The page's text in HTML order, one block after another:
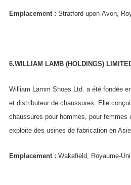
Emplacement : Stratford-upon-Avon,
6.WILLIAM LAMB (HOLDINGS)
William Lamm Shoes Ltd. a été fondée
et distributeur de chaussures. Elle
chaussures pour hommes, pour femmes
exploite des usines de fabrication en Asie.
Emplacement : Wakefield, Royaume-Uni